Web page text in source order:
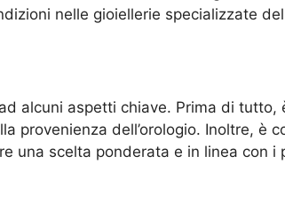
nelle gioiellerie specializzate
alcuni aspetti chiave. Prima di tutto,
provenienza dell’orologio. Inoltre, è
una scelta ponderata e in linea con i